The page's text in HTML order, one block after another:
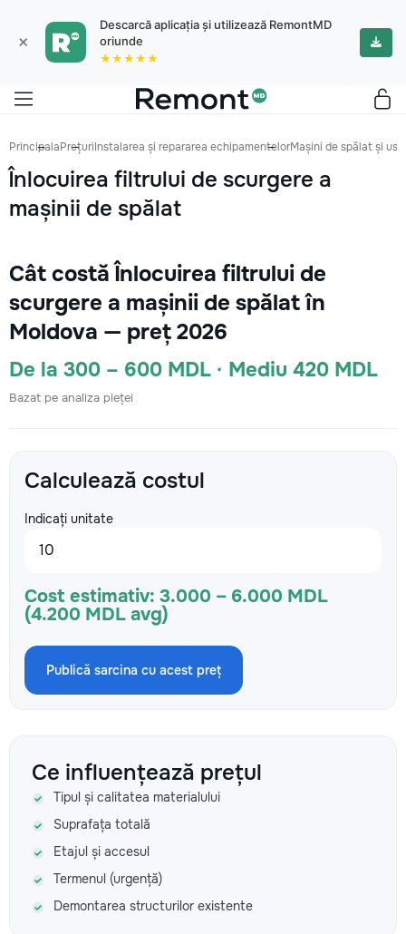
×
Descarcă aplicația și utilizează RemontMD
oriunde
★★★★★
PrincipalaPrețuriInstalarea și repararea echipamentelorMașini de spălat și
Înlocuirea filtrului de scurgere a
mașinii de spălat
Cât costă Înlocuirea filtrului de
scurgere a mașinii de spălat în
Moldova — preț 2026
De la 300 – 600 MDL · Mediu 420 MDL
Bazat pe analiza pieței
Calculează costul
Indicați unitate
Cost estimativ: 3.000 – 6.000 MDL
(4.200 MDL avg)
Publică sarcina cu acest preț
Ce influențează prețul
Tipul și calitatea materialului
Suprafața totală
Etajul și accesul
Termenul (urgență)
Demontarea structurilor existente